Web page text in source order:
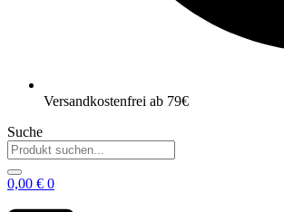
Versandkostenfrei ab 79€
Suche
0,00 € 0